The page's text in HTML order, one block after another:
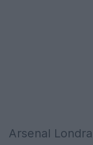
Arsenal